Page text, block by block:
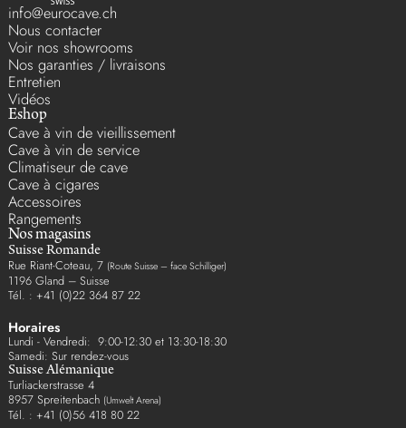
info@eurocave.ch
Nous contacter
Voir nos showrooms
Nos garanties / livraisons
Entretien
Vidéos
Eshop
Cave à vin de vieillissement
Cave à vin de service
Climatiseur de cave
Cave à cigares
Accessoires
Rangements
Nos magasins
Suisse Romande
Rue Riant-Coteau, 7 (Route Suisse – face Schilliger)
1196 Gland – Suisse
Tél. : +41 (0)22 364 87 22
Horaires
Lundi - Vendredi: 9:00-12:30 et 13:30-18:30
Samedi: Sur rendez-vous
Suisse Alémanique
Turliackerstrasse 4
8957 Spreitenbach (Umwelt Arena)
Tél. : +41 (0)56 418 80 22